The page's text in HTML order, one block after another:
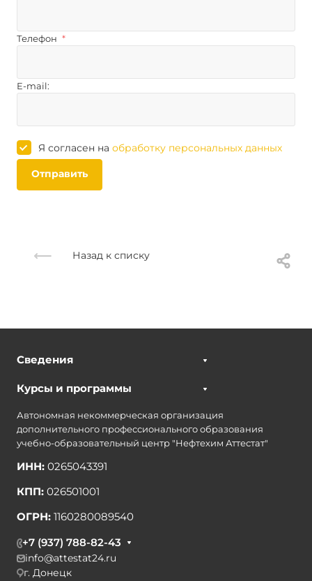
Телефон *
E-mail:
Я согласен на обработку персональных данных
Отправить
Назад к списку
Сведения
Курсы и программы
Автономная некоммерческая организация
дополнительного профессионального образования
учебно-образовательный центр "Нефтехим Аттестат"
ИНН: 0265043391
КПП: 026501001
ОГРН: 1160280089540
+7 (937) 788-82-43
info@attestat24.ru
г. Донецк